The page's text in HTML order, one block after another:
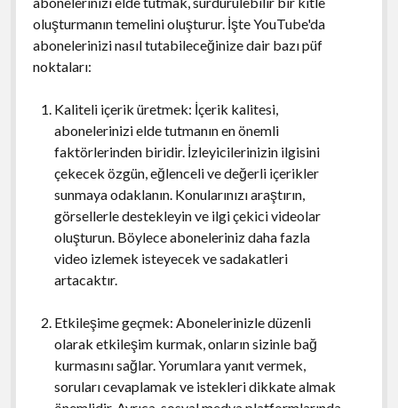
oluşturmanın temelini oluşturur. İşte YouTube'da
abonelerinizi nasıl tutabileceğinize dair bazı püf
noktaları:
Kaliteli içerik üretmek: İçerik kalitesi,
abonelerinizi elde tutmanın en önemli
faktörlerinden biridir. İzleyicilerinizin ilgisini
çekecek özgün, eğlenceli ve değerli içerikler
sunmaya odaklanın. Konularınızı araştırın,
görsellerle destekleyin ve ilgi çekici videolar
oluşturun. Böylece aboneleriniz daha fazla
video izlemek isteyecek ve sadakatleri
artacaktır.
Etkileşime geçmek: Abonelerinizle düzenli
olarak etkileşim kurmak, onların sizinle bağ
kurmasını sağlar. Yorumlara yanıt vermek,
soruları cevaplamak ve istekleri dikkate almak